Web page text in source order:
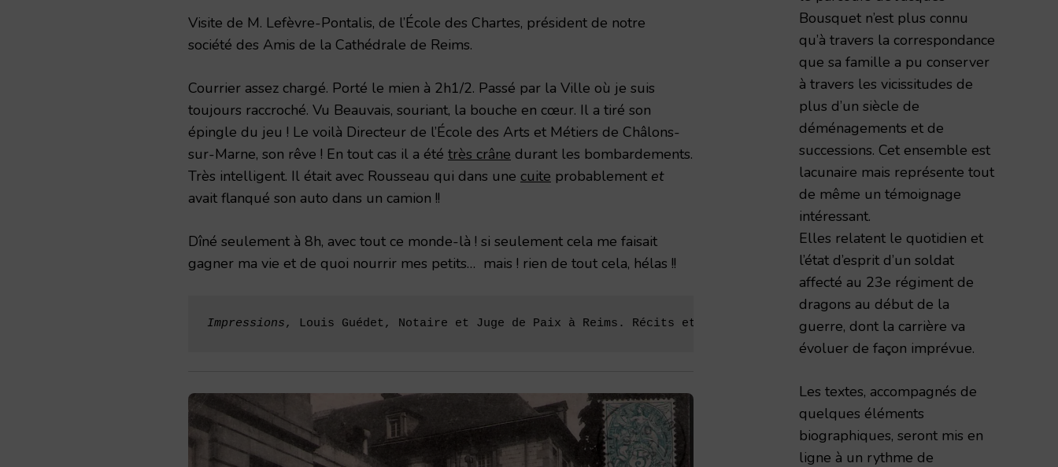
Visite de M. Lefèvre-Pontalis, de l’École des Chartes, président de notre
société des Amis de la Cathédrale de Reims.
Courrier assez chargé. Porté le mien à 2h1/2. Passé par la Ville où je suis
toujours raccroché. Vu Beauvais, souriant, la bouche en cœur. Il a tiré son
épingle du jeu ! Le voilà Directeur de l’École des Arts et Métiers de Châlons-
sur-Marne, son rêve ! En tout cas il a été très crâne durant les bombardements.
Très intelligent. Il était avec Rousseau qui dans une cuite probablement et
avait flanqué son auto dans un camion !!
Dîné seulement à 8h, avec tout ce monde-là ! si seulement cela me faisait
gagner ma vie et de quoi nourrir mes petits… mais ! rien de tout cela, hélas !!
Impressions, Louis Guédet, Notaire et Juge de Paix à Reims. Récits et impressions de guerre d'un civil rémois 1914-
Bousquet n’est plus connu
qu’à travers la correspondance
que sa famille a pu conserver
à travers les vicissitudes de
plus d’un siècle de
déménagements et de
successions. Cet ensemble est
lacunaire mais représente tout
de même un témoignage
intéressant.
Elles relatent le quotidien et
l’état d’esprit d’un soldat
affecté au 23e régiment de
dragons au début de la
guerre, dont la carrière va
évoluer de façon imprévue.
Les textes, accompagnés de
quelques éléments
biographiques, seront mis en
ligne à un rythme de